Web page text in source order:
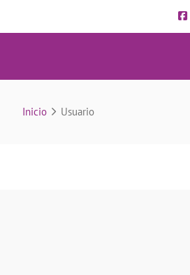
Usuario
13
Inicio Usuario